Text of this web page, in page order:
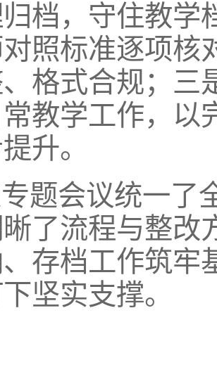
档，守住教学
照标准逐项核
格式合规；三
教学工作，以
升。
题会议统一了
了流程与整改
存档工作筑牢
坚实支撑。